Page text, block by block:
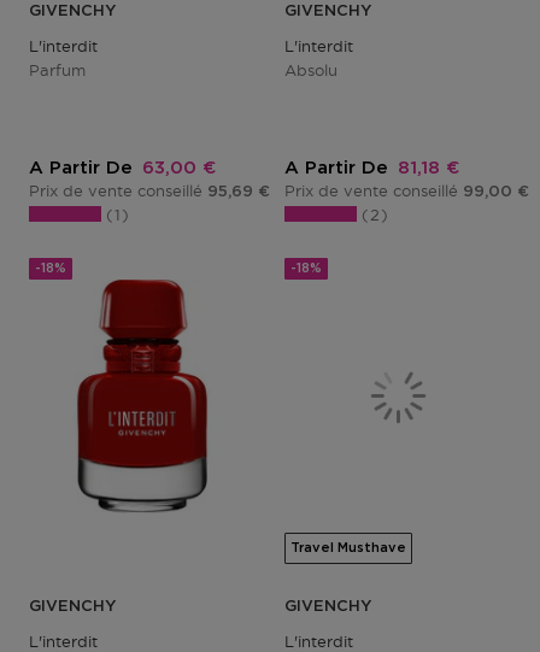
GIVENCHY
L'interdit
Parfum
A Partir De Prix promotionnel
63,00 €
Prix de vente conseillé 95,69 €
1
GIVENCHY
L'interdit
Absolu
A Partir De Prix
81,18 €
Prix de vente conseillé 99,00 €
2
-18%
GIVENCHY
L'interdit
-18%
Travel Musthave
GIVENCHY
L'interdit